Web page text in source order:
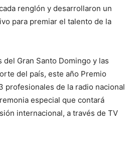
renglón y desarrollaron un
para premiar el talento de la
Gran Santo Domingo y las
del país, este año Premio
profesionales de la radio nacional
especial que contará
internacional, a través de TV